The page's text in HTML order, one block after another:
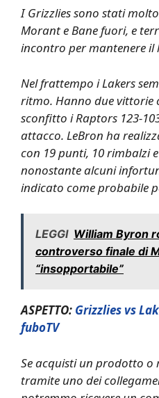
I Grizzlies sono stati
Morant e Bane fuori, e
incontro per mantenere il
Nel frattempo i Lakers
ritmo. Hanno due vittorie
sconfitto i Raptors 123-
attacco. LeBron ha
con 19 punti, 10 rimbalzi
nonostante alcuni
indicato come probabile
LEGGI William Byron
controverso finale di
“insopportabile”
ASPETTO: Grizzlies vs
fuboTV
Se acquisti un prodotto o
tramite uno dei